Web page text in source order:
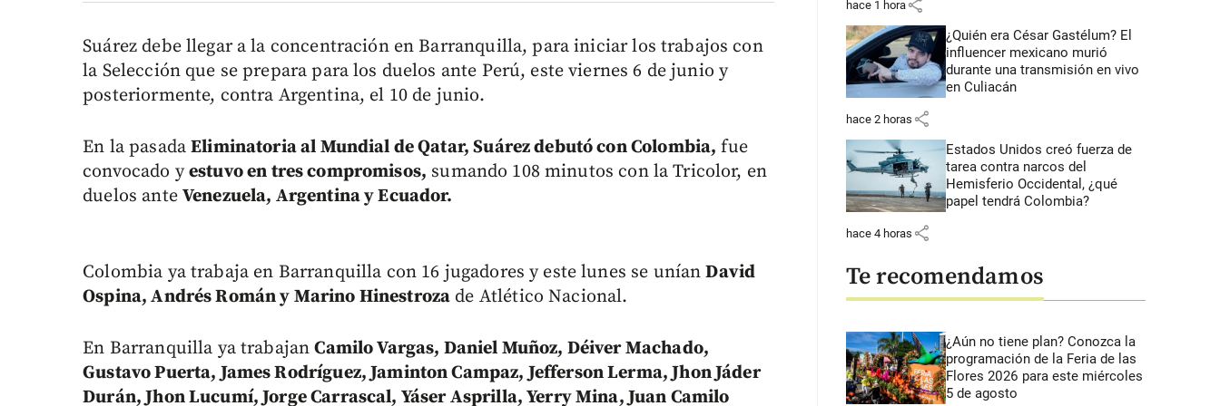
Suárez debe llegar a la concentración en Barranquilla, para iniciar los trabajos con
la Selección que se prepara para los duelos ante Perú, este viernes 6 de junio y
posteriormente, contra Argentina, el 10 de junio.
En la pasadaEliminatoria al Mundial de Qatar, Suárez debutó con Colombia, fue
convocado yestuvo en tres compromisos, sumando 108 minutos con la Tricolor, en
duelos ante Venezuela, Argentina y Ecuador.
Colombia ya trabaja en Barranquilla con 16 jugadores y este lunes se uníanDavid
Ospina, Andrés Román y Marino Hinestroza de Atlético Nacional.
En Barranquilla ya trabajanCamilo Vargas, Daniel Muñoz, Déiver Machado,
Gustavo Puerta, James Rodríguez, Jaminton Campaz, Jefferson Lerma, Jhon Jáder
Durán, Jhon Lucumí, Jorge Carrascal, Yáser Asprilla, Yerry Mina, Juan Camilo
hace 1 hora share
¿Quién era César Gastélum? El
influencer mexicano murió
durante una transmisión en vivo
en Culiacán
hace 2 horas share
Estados Unidos creó fuerza de
tarea contra narcos del
Hemisferio Occidental, ¿qué
papel tendrá Colombia?
hace 4 horas share
Te recomendamos
¿Aún no tiene plan? Conozca la
programación de la Feria de las
Flores 2026 para este miércoles
5 de agosto